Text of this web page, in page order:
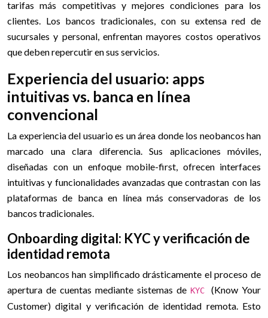
tarifas más competitivas y mejores condiciones para los
clientes. Los bancos tradicionales, con su extensa red de
sucursales y personal, enfrentan mayores costos operativos
que deben repercutir en sus servicios.
Experiencia del usuario: apps
intuitivas vs. banca en línea
convencional
La experiencia del usuario es un área donde los neobancos han
marcado una clara diferencia. Sus aplicaciones móviles,
diseñadas con un enfoque mobile-first, ofrecen interfaces
intuitivas y funcionalidades avanzadas que contrastan con las
plataformas de banca en línea más conservadoras de los
bancos tradicionales.
Onboarding digital: KYC y verificación de
identidad remota
Los neobancos han simplificado drásticamente el proceso de
apertura de cuentas mediante sistemas de KYC (Know Your
Customer) digital y verificación de identidad remota. Esto